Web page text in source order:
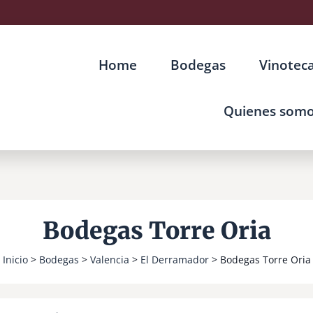
Home Bodegas
Quienes
Bodegas Torre Oria
Inicio> Bodegas > Valencia > El Derramador> Bodegas Torre Oria